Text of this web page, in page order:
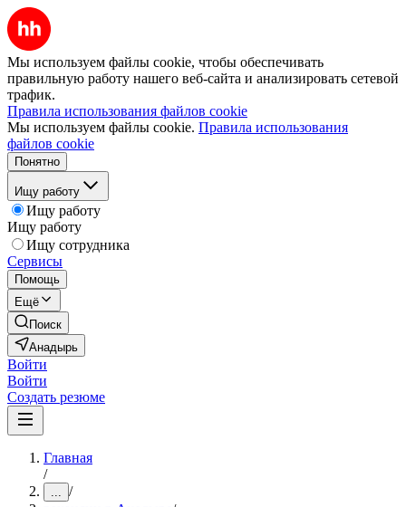
Мы используем файлы cookie, чтобы обеспечивать
правильную работу нашего веб-сайта и анализировать сетевой
трафик.
Правила использования файлов cookie
Мы используем файлы cookie. Правила использования
файлов cookie
Понятно
Ищу работу
Ищу работу
Ищу работу
Ищу сотрудника
Сервисы
Помощь
Ещё
Поиск
Анадырь
Войти
Войти
Создать резюме
Главная
/
... /